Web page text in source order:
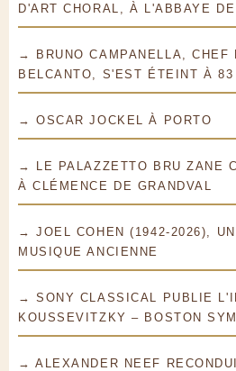
D'ART CHORAL, À L'ABBAYE
→ BRUNO CAMPANELLA, CHEF
BELCANTO, S'EST ÉTEINT À 83
→ OSCAR JOCKEL À PORTO
→ LE PALAZZETTO BRU ZANE
À CLÉMENCE DE GRANDVAL
→ JOEL COHEN (1942-2026),
MUSIQUE ANCIENNE
→ SONY CLASSICAL PUBLIE
KOUSSEVITZKY – BOSTON
→ ALEXANDER NEEF